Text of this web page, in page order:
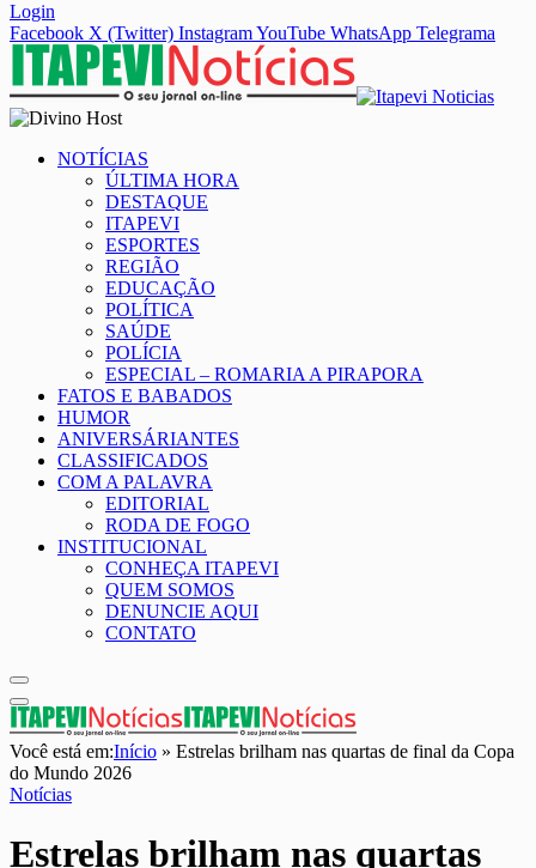
Login
Facebook X (Twitter) InstagramYouTube WhatsApp Telegrama
NOTÍCIAS
ÚLTIMA HORA
DESTAQUE
ITAPEVI
ESPORTES
REGIÃO
EDUCAÇÃO
POLÍTICA
SAÚDE
POLÍCIA
ESPECIAL – ROMARIA A PIRAPORA
FATOS E BABADOS
HUMOR
ANIVERSÁRIANTES
CLASSIFICADOS
COM A PALAVRA
EDITORIAL
RODA DE FOGO
INSTITUCIONAL
CONHEÇA ITAPEVI
QUEM SOMOS
DENUNCIE AQUI
CONTATO
Você está em:Início » Estrelas brilham nas quartas de final da Copa
do Mundo 2026
Notícias
Estrelas brilham nas quartas